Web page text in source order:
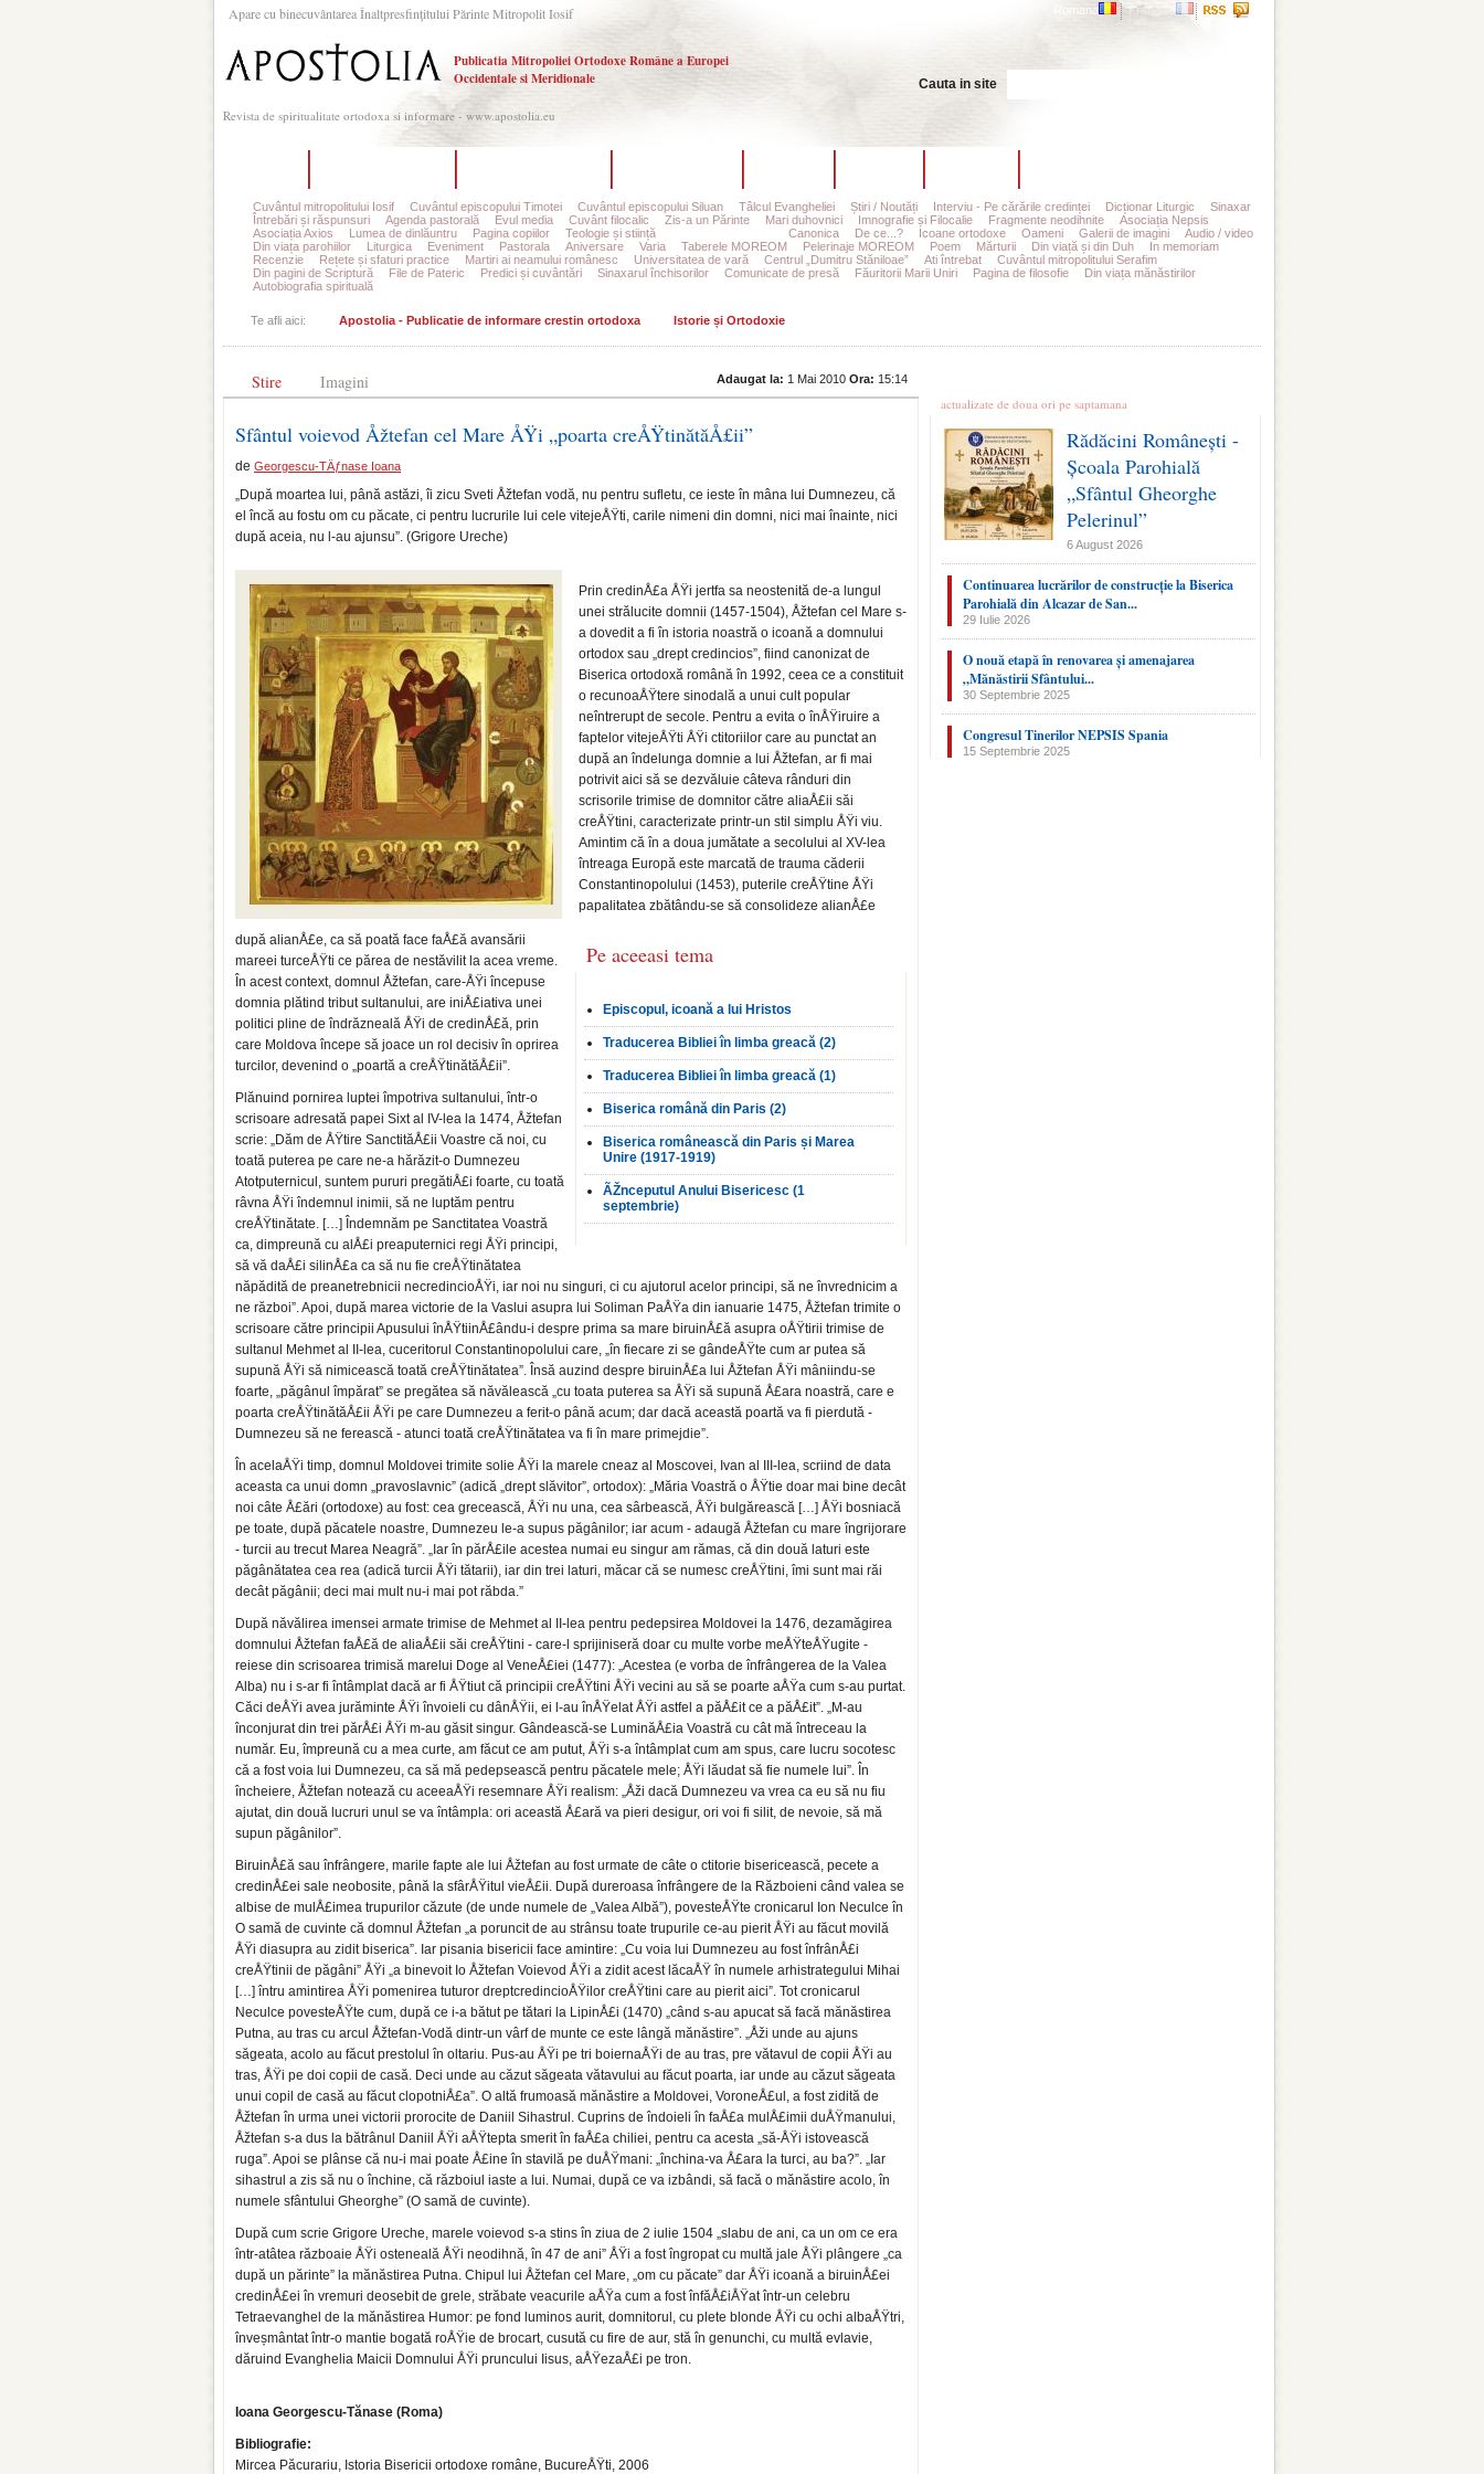
Apare cu binecuvântarea Înaltpresfinţitului Părinte Mitropolit Iosif Romana Francais
Publicatia Mitropoliei Ortodoxe Române a Europei
Occidentale si Meridionale
Revista de spiritualitate ortodoxa si informare - www.apostolia.eu
Cauta in site
Cuvântul mitropolitului Iosif Cuvântul episcopului Timotei Cuvântul episcopului Siluan Tâlcul Evangheliei Știri / Noutăți Interviu - Pe cărările credinței Dicționar Liturgic
Sinaxar
Întrebări și răspunsuri
Agenda pastorală Evul media Cuvânt filocalic Zis-a un Părinte Mari duhovnici Imnografie și Filocalie Fragmente neodihnite
Asociația Nepsis
Asociația Axios
Lumea de dinlăuntru Pagina copiilor Teologie și stiință Canonica De ce...? Icoane ortodoxe Oameni Galerii de imagini
Audio / video
Din viața parohiilor
Liturgica Eveniment Pastorala Aniversare Varia Taberele MOREOM Pelerinaje MOREOM Poem Mărturii Din viață și din Duh
In memoriam
Recenzie
Rețete și sfaturi practice Martiri ai neamului românesc Universitatea de vară Centrul „Dumitru Stăniloae” Ati întrebat
Cuvântul mitropolitului Serafim
Din pagini de Scriptură
File de Pateric Predici și cuvântări Sinaxarul închisorilor Comunicate de presă Făuritorii Marii Uniri Pagina de filosofie
Din viața mănăstirilor
Autobiografia spirituală
Te afli aici: Apostolia - Publicatie de informare crestin ortodoxa Istorie și Ortodoxie
Stire Imagini Adaugat la: 1 Mai 2010 Ora: 15:14
Sfântul voievod Åžtefan cel Mare ÅŸi „poarta creÅŸtinătăÅ£ii”
de Georgescu-TÄƒnase Ioana
„După moartea lui, până astăzi, îi zicu Sveti Åžtefan vodă, nu pentru sufletu, ce ieste în mâna lui Dumnezeu, că
el încă au fostu om cu păcate, ci pentru lucrurile lui cele vitejeÅŸti, carile nimeni din domni, nici mai înainte, nici
după aceia, nu l-au ajunsu”. (Grigore Ureche)
Pe aceeasi tema
Episcopul, icoană a lui Hristos
Traducerea Bibliei în limba greacă (2)
Traducerea Bibliei în limba greacă (1)
Biserica română din Paris (2)
Biserica românească din Paris și Marea
Unire (1917-1919)
ÃŽnceputul Anului Bisericesc (1
septembrie)
Prin credinÅ£a ÅŸi jertfa sa neostenită de-a lungul
unei strălucite domnii (1457-1504), Åžtefan cel Mare s-
a dovedit a fi în istoria noastră o icoană a domnului
ortodox sau „drept credincios”, fiind canonizat de
Biserica ortodoxă română în 1992, ceea ce a constituit
o recunoaÅŸtere sinodală a unui cult popular
neîntrerupt de secole. Pentru a evita o înÅŸiruire a
faptelor vitejeÅŸti ÅŸi ctitoriilor care au punctat an
după an îndelunga domnie a lui Åžtefan, ar fi mai
potrivit aici să se dezvăluie câteva rânduri din
scrisorile trimise de domnitor către aliaÅ£ii săi
creÅŸtini, caracterizate printr-un stil simplu ÅŸi viu.
Amintim că în a doua jumătate a secolului al XV-lea
întreaga Europă este marcată de trauma căderii
Constantinopolului (1453), puterile creÅŸtine ÅŸi
papalitatea zbătându-se să consolideze alianÅ£e
după alianÅ£e, ca să poată face faÅ£ă avansării
mareei turceÅŸti ce părea de nestăvilit la acea vreme.
În acest context, domnul Åžtefan, care-ÅŸi începuse
domnia plătind tribut sultanului, are iniÅ£iativa unei
politici pline de îndrăzneală ÅŸi de credinÅ£ă, prin
care Moldova începe să joace un rol decisiv în oprirea
turcilor, devenind o „poartă a creÅŸtinătăÅ£ii”.
Plănuind pornirea luptei împotriva sultanului, într-o
scrisoare adresată papei Sixt al IV-lea la 1474, Åžtefan
scrie: „Dăm de ÅŸtire SanctităÅ£ii Voastre că noi, cu
toată puterea pe care ne-a hărăzit-o Dumnezeu
Atotputernicul, suntem pururi pregătiÅ£i foarte, cu toată
râvna ÅŸi îndemnul inimii, să ne luptăm pentru
creÅŸtinătate. […] Îndemnăm pe Sanctitatea Voastră
ca, dimpreună cu alÅ£i preaputernici regi ÅŸi principi,
să vă daÅ£i silinÅ£a ca să nu fie creÅŸtinătatea
năpădită de preanetrebnicii necredincioÅŸi, iar noi nu singuri, ci cu ajutorul acelor principi, să ne învrednicim a
ne război”. Apoi, după marea victorie de la Vaslui asupra lui Soliman PaÅŸa din ianuarie 1475, Åžtefan trimite o
scrisoare către principii Apusului înÅŸtiinÅ£ându-i despre prima sa mare biruinÅ£ă asupra oÅŸtirii trimise de
sultanul Mehmet al II-lea, cuceritorul Constantinopolului care, „în fiecare zi se gândeÅŸte cum ar putea să
supună ÅŸi să nimicească toată creÅŸtinătatea”. Însă auzind despre biruinÅ£a lui Åžtefan ÅŸi mâniindu-se
foarte, „păgânul împărat” se pregătea să năvălească „cu toata puterea sa ÅŸi să supună Å£ara noastră, care e
poarta creÅŸtinătăÅ£ii ÅŸi pe care Dumnezeu a ferit-o până acum; dar dacă această poartă va fi pierdută -
Dumnezeu să ne ferească - atunci toată creÅŸtinătatea va fi în mare primejdie”.
În acelaÅŸi timp, domnul Moldovei trimite solie ÅŸi la marele cneaz al Moscovei, Ivan al III-lea, scriind de data
aceasta ca unui domn „pravoslavnic” (adică „drept slăvitor”, ortodox): „Măria Voastră o ÅŸtie doar mai bine decât
noi câte Å£ări (ortodoxe) au fost: cea grecească, ÅŸi nu una, cea sârbească, ÅŸi bulgărească […] ÅŸi bosniacă
pe toate, după păcatele noastre, Dumnezeu le-a supus păgânilor; iar acum - adaugă Åžtefan cu mare îngrijorare
- turcii au trecut Marea Neagră”. „Iar în părÅ£ile acestea numai eu singur am rămas, că din două laturi este
păgânătatea cea rea (adică turcii ÅŸi tătarii), iar din trei laturi, măcar că se numesc creÅŸtini, îmi sunt mai răi
decât păgânii; deci mai mult nu-i mai pot răbda.”
După năvălirea imensei armate trimise de Mehmet al II-lea pentru pedepsirea Moldovei la 1476, dezamăgirea
domnului Åžtefan faÅ£ă de aliaÅ£ii săi creÅŸtini - care-l sprijiniseră doar cu multe vorbe meÅŸteÅŸugite -
reiese din scrisoarea trimisă marelui Doge al VeneÅ£iei (1477): „Acestea (e vorba de înfrângerea de la Valea
Alba) nu i s-ar fi întâmplat dacă ar fi ÅŸtiut că principii creÅŸtini ÅŸi vecini au să se poarte aÅŸa cum s-au purtat.
Căci deÅŸi avea jurăminte ÅŸi învoieli cu dânÅŸii, ei l-au înÅŸelat ÅŸi astfel a păÅ£it ce a păÅ£it”. „M-au
înconjurat din trei părÅ£i ÅŸi m-au găsit singur. Gândească-se LuminăÅ£ia Voastră cu cât mă întreceau la
număr. Eu, împreună cu a mea curte, am făcut ce am putut, ÅŸi s-a întâmplat cum am spus, care lucru socotesc
că a fost voia lui Dumnezeu, ca să mă pedepsească pentru păcatele mele; ÅŸi lăudat să fie numele lui”. În
încheiere, Åžtefan notează cu aceeaÅŸi resemnare ÅŸi realism: „Åži dacă Dumnezeu va vrea ca eu să nu fiu
ajutat, din două lucruri unul se va întâmpla: ori această Å£ară va pieri desigur, ori voi fi silit, de nevoie, să mă
supun păgânilor”.
BiruinÅ£ă sau înfrângere, marile fapte ale lui Åžtefan au fost urmate de câte o ctitorie bisericească, pecete a
credinÅ£ei sale neobosite, până la sfârÅŸitul vieÅ£ii. După dureroasa înfrângere de la Războieni când valea se
albise de mulÅ£imea trupurilor căzute (de unde numele de „Valea Albă”), povesteÅŸte cronicarul Ion Neculce în
O samă de cuvinte că domnul Åžtefan „a poruncit de au strânsu toate trupurile ce-au pierit ÅŸi au făcut movilă
ÅŸi diasupra au zidit biserica”. Iar pisania bisericii face amintire: „Cu voia lui Dumnezeu au fost înfrânÅ£i
creÅŸtinii de păgâni” ÅŸi „a binevoit Io Åžtefan Voievod ÅŸi a zidit acest lăcaÅŸ în numele arhistrategului Mihai
[…] întru amintirea ÅŸi pomenirea tuturor dreptcredincioÅŸilor creÅŸtini care au pierit aici”. Tot cronicarul
Neculce povesteÅŸte cum, după ce i-a bătut pe tătari la LipinÅ£i (1470) „când s-au apucat să facă mănăstirea
Putna, au tras cu arcul Åžtefan-Vodă dintr-un vârf de munte ce este lângă mănăstire”. „Åži unde au ajuns
săgeata, acolo au făcut prestolul în oltariu. Pus-au ÅŸi pe tri boiernaÅŸi de au tras, pre vătavul de copii ÅŸi au
tras, ÅŸi pe doi copii de casă. Deci unde au căzut săgeata vătavului au făcut poarta, iar unde au căzut săgeata
unui copil de casă au făcut clopotniÅ£a”. O altă frumoasă mănăstire a Moldovei, VoroneÅ£ul, a fost zidită de
Åžtefan în urma unei victorii prorocite de Daniil Sihastrul. Cuprins de îndoieli în faÅ£a mulÅ£imii duÅŸmanului,
Åžtefan s-a dus la bătrânul Daniil ÅŸi aÅŸtepta smerit în faÅ£a chiliei, pentru ca acesta „să-ÅŸi istovească
ruga”. Apoi se plânse că nu-i mai poate Å£ine în stavilă pe duÅŸmani: „închina-va Å£ara la turci, au ba?”. „Iar
sihastrul a zis să nu o închine, că războiul iaste a lui. Numai, după ce va izbândi, să facă o mănăstire acolo, în
numele sfântului Gheorghe” (O samă de cuvinte).
După cum scrie Grigore Ureche, marele voievod s-a stins în ziua de 2 iulie 1504 „slabu de ani, ca un om ce era
într-atâtea războaie ÅŸi osteneală ÅŸi neodihnă, în 47 de ani” ÅŸi a fost îngropat cu multă jale ÅŸi plângere „ca
după un părinte” la mănăstirea Putna. Chipul lui Åžtefan cel Mare, „om cu păcate” dar ÅŸi icoană a biruinÅ£ei
credinÅ£ei în vremuri deosebit de grele, străbate veacurile aÅŸa cum a fost înfăÅ£iÅŸat într-un celebru
Tetraevanghel de la mănăstirea Humor: pe fond luminos aurit, domnitorul, cu plete blonde ÅŸi cu ochi albaÅŸtri,
înveșmântat într-o mantie bogată roÅŸie de brocart, cusută cu fire de aur, stă în genunchi, cu multă evlavie,
dăruind Evanghelia Maicii Domnului ÅŸi pruncului Iisus, aÅŸezaÅ£i pe tron.
Ioana Georgescu-Tănase (Roma)
Bibliografie:
Mircea Păcurariu, Istoria Bisericii ortodoxe române, BucureÅŸti, 2006
actualizate de doua ori pe saptamana
Rădăcini Românești -
Școala Parohială
„Sfântul Gheorghe
Pelerinul”
6 August 2026
Continuarea lucrărilor de construcție la Biserica
Parohială din Alcazar de San...
29 Iulie 2026
O nouă etapă în renovarea și amenajarea
„Mănăstirii Sfântului...
30 Septembrie 2025
Congresul Tinerilor NEPSIS Spania
15 Septembrie 2025